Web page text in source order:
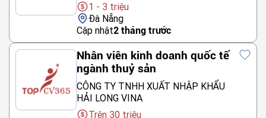
1 - 3 triệu
Đà Nẵng
Cập nhật2 tháng trước
Nhân viên kinh doanh quốc tế
ngành thuỷ sản
CÔNG TY TNHH XUẤT NHẬP KHẨU
HẢI LONG VINA
Trên 30 triệu